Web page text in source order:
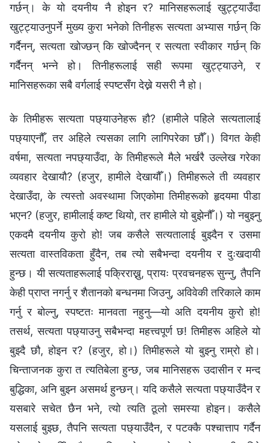
गर्छन्। के यो दयनीय नै होइन र? मानिसहरूलाई खुट्ट्याउँदा
खुट्ट्याउनुपर्ने मुख्य कुरा भनेको तिनीहरू सत्यता अभ्यास गर्छन् कि
गर्दैनन्, सत्यता खोज्छन् कि खोज्दैनन् र सत्यता स्वीकार गर्छन् कि
गर्दैनन् भन्‍ने हो। तिनीहरूलाई सही रूपमा खुट्ट्याउने, र
मानिसहरूका सबै वर्गलाई स्पष्टसँग देख्ने यसरी नै हो।
के तिमीहरू सत्यता पछ्याउनेहरू हौ? (हामीले पहिले सत्यतालाई
पछ्याएनौँ, तर अहिले त्यसका लागि लागिपरेका छौँ।) विगत केही
वर्षमा, सत्यता नपछ्याउँदा, के तिमीहरूले मैले भर्खरै उल्लेख गरेका
व्यवहार देखायौ? (हजुर, हामीले देखायौँ।) तिमीहरूले ती व्यवहार
देखाउँदा, के त्यस्तो अवस्थामा जिएकोमा तिमीहरूको हृदयमा पीडा
भएन? (हजुर, हामीलाई कष्ट थियो, तर हामीले यो बुझेनौँ।) यो नबुझ्नु
एकदमै दयनीय कुरो हो! जब कसैले सत्यतालाई बुझ्दैन र उसमा
सत्यता वास्तविकता हुँदैन, तब त्यो सबैभन्दा दयनीय र दुःखदायी
हुन्छ। यी सत्यताहरूलाई पक्रिराख्नु, प्रायः प्रवचनहरू सुन्‍नु, तैपनि
केही प्राप्त नगर्नु र शैतानको बन्धनमा जिउनु, अविवेकी तरिकाले काम
गर्नु र बोल्नु, स्पष्टतः मानवता नहुनु—यो अति दयनीय कुरो हो!
तसर्थ, सत्यता पछ्याउनु सबैभन्दा महत्त्वपूर्ण छ! तिमीहरू अहिले यो
बुझ्दै छौ, होइन र? (हजुर, हो।) तिमीहरूले यो बुझ्नु राम्रो हो।
चिन्ताजनक कुरा त त्यतिबेला हुन्छ, जब मानिसहरू उदासीन र मन्द
बुद्धिका, अनि बुझ्न असमर्थ हुन्छन्। यदि कसैले सत्यता पछ्याउँदैन र
यसबारे सचेत छैन भने, त्यो त्यति ठूलो समस्या होइन। कसैले
यसलाई बुझ्छ, तैपनि सत्यता पछ्याउँदैन, र पटक्कै पश्चात्ताप गर्दैन